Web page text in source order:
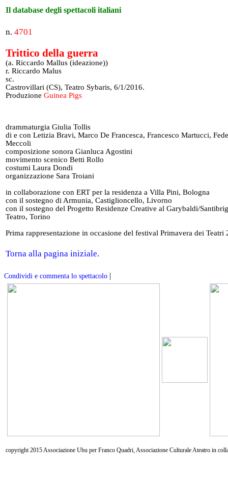
Il database degli spettacoli italiani
n. 4701
Trittico della guerra
(a. Riccardo Mallus (ideazione))
r. Riccardo Malus
sc.
Castrovillari (CS), Teatro Sybaris, 6/1/2016.
Produzione Guinea Pigs
drammaturgia Giulia Tollis
di e con Letizia Bravi, Marco De Francesca, Francesco Martucci,
Meccoli
composizione sonora Gianluca Agostini
movimento scenico Betti Rollo
costumi Laura Dondi
organizzazione Sara Troiani
in collaborazione con ERT per la residenza a Villa Pini, Bologna
con il sostegno di Armunia, Castiglioncello, Livorno
con il sostegno del Progetto Residenze Creative al Garybaldi/
Teatro, Torino
Prima rappresentazione in occasione del festival Primavera dei Teatri
Torna alla pagina iniziale.
Condividi e commenta lo spettacolo |
copyright 2015 Associazione Ubu per Franco Quadri, Associazione Culturale Ateatro in